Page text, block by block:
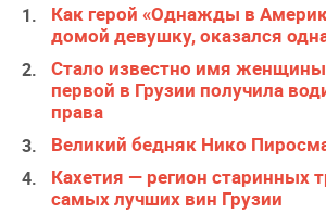
Как герой «Однажды в
домой девушку, оказался
Стало известно имя
первой в Грузии получила
права
Великий бедняк Нико
Кахетия — регион старинных
самых лучших вин Грузии